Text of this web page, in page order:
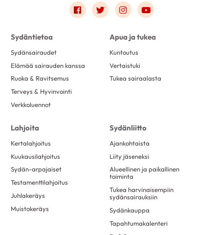
Link to facebook
Link to twitter
Link to instagram
Link to youtube
Sydäntietoa
Sydänsairaudet
Elämää sairauden kanssa
Ruoka & Ravitsemus
Terveys & Hyvinvointi
Verkkoluennot
Apua ja tukea
Kuntoutus
Vertaistuki
Tukea sairaalasta
Lahjoita
Kertalahjoitus
Kuukausilahjoitus
Sydän-arpajaiset
Testamenttilahjoitus
Juhlakeräys
Muistokeräys
Sydänliitto
Ajankohtaista
Liity jäseneksi
Alueellinen ja paikallinen
toiminta
Tukea harvinaisempiin
sydänsairauksiin
Sydänkauppa
Tapahtumakalenteri